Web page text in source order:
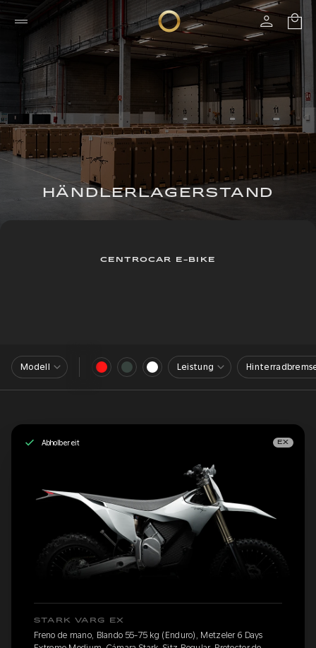
HÄNDLERLAGERSTAND
CENTROCAR E-BIKE
Modell Leistung
Abholbereit EX
STARK VARG EX
Freno de mano, Blando 55-75 kg (Enduro), Metzeler 6 Days